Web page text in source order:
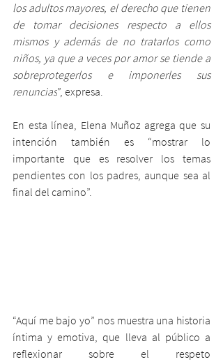
los adultos mayores, el derecho que tienen
de tomar decisiones respecto a ellos
mismos y además de no tratarlos como
niños, ya que a veces por amor se tiende a
sobreprotegerlos e imponerles sus
renuncias”, expresa.
En esta línea, Elena Muñoz agrega que su
intención también es “mostrar lo
importante que es resolver los temas
pendientes con los padres, aunque sea al
final del camino”.
“Aquí me bajo yo” nos muestra una historia
íntima y emotiva, que lleva al público a
reflexionar sobre el respeto